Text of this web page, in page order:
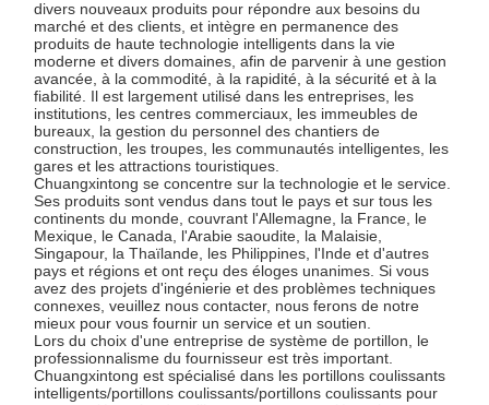
divers nouveaux produits pour répondre aux besoins du
marché et des clients, et intègre en permanence des
produits de haute technologie intelligents dans la vie
moderne et divers domaines, afin de parvenir à une gestion
avancée, à la commodité, à la rapidité, à la sécurité et à la
fiabilité. Il est largement utilisé dans les entreprises, les
institutions, les centres commerciaux, les immeubles de
bureaux, la gestion du personnel des chantiers de
construction, les troupes, les communautés intelligentes, les
gares et les attractions touristiques.
Chuangxintong se concentre sur la technologie et le service.
Ses produits sont vendus dans tout le pays et sur tous les
continents du monde, couvrant l'Allemagne, la France, le
Mexique, le Canada, l'Arabie saoudite, la Malaisie,
Singapour, la Thaïlande, les Philippines, l'Inde et d'autres
pays et régions et ont reçu des éloges unanimes. Si vous
avez des projets d'ingénierie et des problèmes techniques
connexes, veuillez nous contacter, nous ferons de notre
mieux pour vous fournir un service et un soutien.
Lors du choix d'une entreprise de système de portillon, le
professionnalisme du fournisseur est très important.
Chuangxintong est spécialisé dans les portillons coulissants
intelligents/portillons coulissants/portillons coulissants pour